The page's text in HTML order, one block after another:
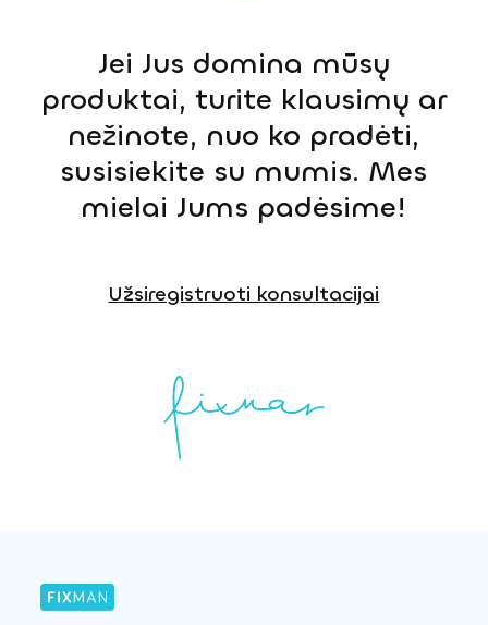
Jei Jus domina mūsų
produktai, turite klausimų ar
nežinote, nuo ko pradėti,
susisiekite su mumis. Mes
mielai Jums padėsime!
Užsiregistruoti konsultacijai